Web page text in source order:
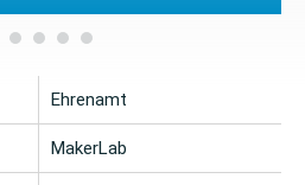
Ehrenamt
MakerLab